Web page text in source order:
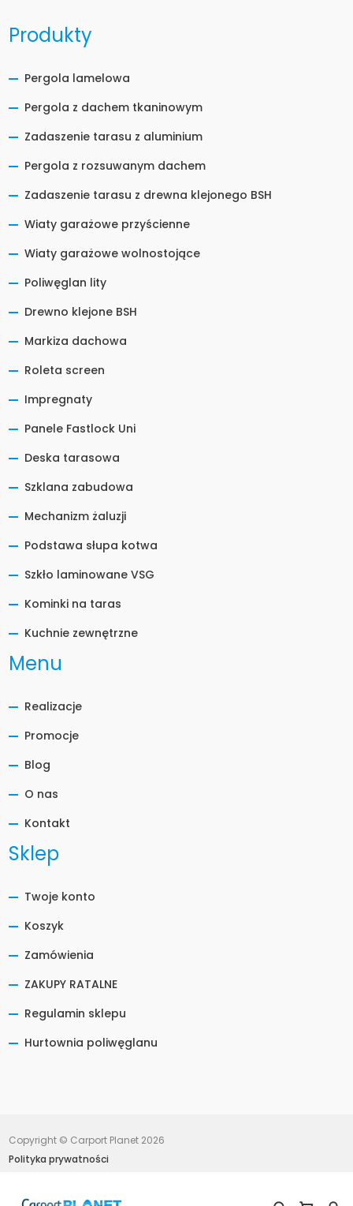
Produkty
Pergola lamelowa
Pergola z dachem tkaninowym
Zadaszenie tarasu z aluminium
Pergola z rozsuwanym dachem
Zadaszenie tarasu z drewna klejonego BSH
Wiaty garażowe przyścienne
Wiaty garażowe wolnostojące
Poliwęglan lity
Drewno klejone BSH
Markiza dachowa
Roleta screen
Impregnaty
Panele Fastlock Uni
Deska tarasowa
Szklana zabudowa
Mechanizm żaluzji
Podstawa słupa kotwa
Szkło laminowane VSG
Kominki na taras
Kuchnie zewnętrzne
Menu
Realizacje
Promocje
Blog
O nas
Kontakt
Sklep
Twoje konto
Koszyk
Zamówienia
ZAKUPY RATALNE
Regulamin sklepu
Hurtownia poliwęglanu
Copyright © Carport Planet 2026
Polityka prywatności